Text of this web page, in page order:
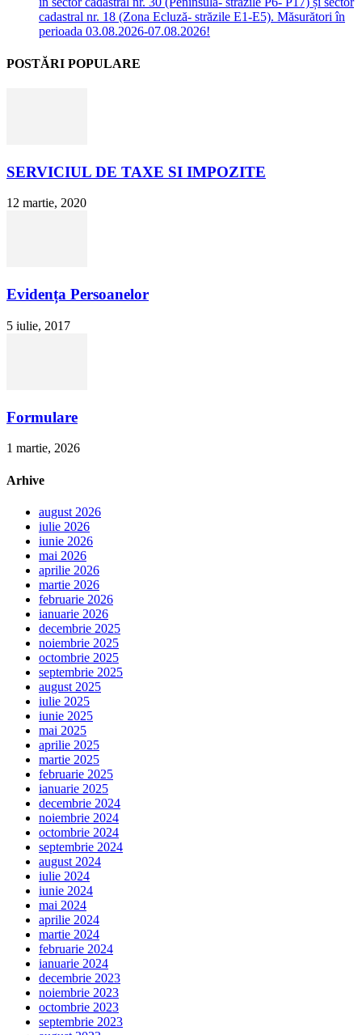
cadastral nr. 18 (Zona Ecluză- străzile E1-E5). Măsurători în
perioada 03.08.2026-07.08.2026!
POSTĂRI POPULARE
SERVICIUL DE TAXE SI IMPOZITE
12 martie, 2020
Evidența Persoanelor
5 iulie, 2017
Formulare
1 martie, 2026
Arhive
august 2026
iulie 2026
iunie 2026
mai 2026
aprilie 2026
martie 2026
februarie 2026
ianuarie 2026
decembrie 2025
noiembrie 2025
octombrie 2025
septembrie 2025
august 2025
iulie 2025
iunie 2025
mai 2025
aprilie 2025
martie 2025
februarie 2025
ianuarie 2025
decembrie 2024
noiembrie 2024
octombrie 2024
septembrie 2024
august 2024
iulie 2024
iunie 2024
mai 2024
aprilie 2024
martie 2024
februarie 2024
ianuarie 2024
decembrie 2023
noiembrie 2023
octombrie 2023
septembrie 2023